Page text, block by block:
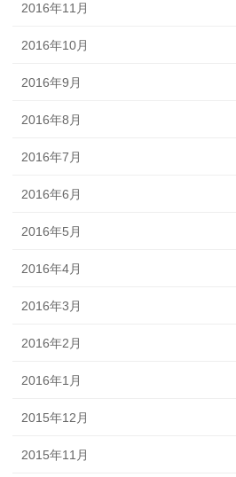
2016年11月
2016年10月
2016年9月
2016年8月
2016年7月
2016年6月
2016年5月
2016年4月
2016年3月
2016年2月
2016年1月
2015年12月
2015年11月